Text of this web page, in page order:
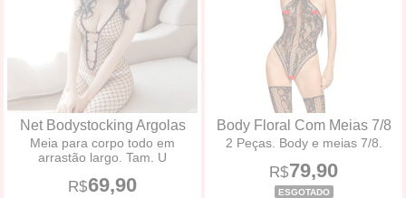
Net Bodystocking Argolas
Meia para corpo todo em
arrastão largo. Tam. U
R$69,90
Body Floral Com Meias 7/8
2 Peças. Body e meias 7/8.
R$79,90
ESGOTADO